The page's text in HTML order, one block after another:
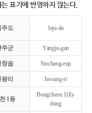
표기에 반영하지 않는다.
주도 Jeju-do
주군 Yangju-gun
창읍 Sinchang-eup
왕리 Inwang-ri
1동
Bongcheon 1(il)-
dong